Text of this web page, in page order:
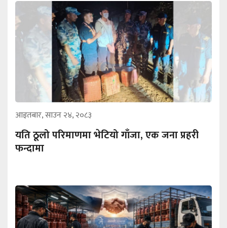
आइतबार, साउन २४, २०८३
यति ठूलो परिमाणमा भेटियो गाँजा, एक जना प्रहरी
फन्दामा